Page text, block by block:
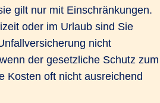
gilt nur mit Einschränkungen.
oder im Urlaub sind Sie
nicht
der gesetzliche Schutz zum
Kosten oft nicht ausreichend